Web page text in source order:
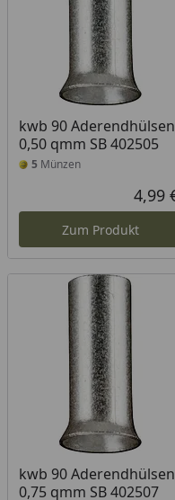
kwb 90 Aderendhülsen
0,50 qmm SB 402505
5 Münzen
4,99
Zum Produkt
kwb 90 Aderendhülsen
0,75 qmm SB 402507